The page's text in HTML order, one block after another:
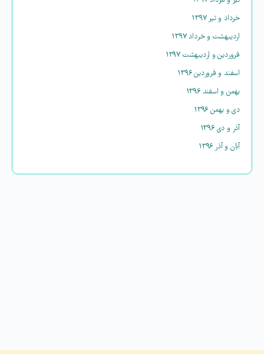
خرداد و تیر ۱۳۹۷
اردیبهشت و خرداد ۱۳۹۷
فروردین و اردیبهشت ۱۳۹۷
اسفند و فروردین ۱۳۹۶
بهمن و اسفند ۱۳۹۶
دی و بهمن ۱۳۹۶
آذر و دی ۱۳۹۶
آبان و آذر ۱۳۹۶